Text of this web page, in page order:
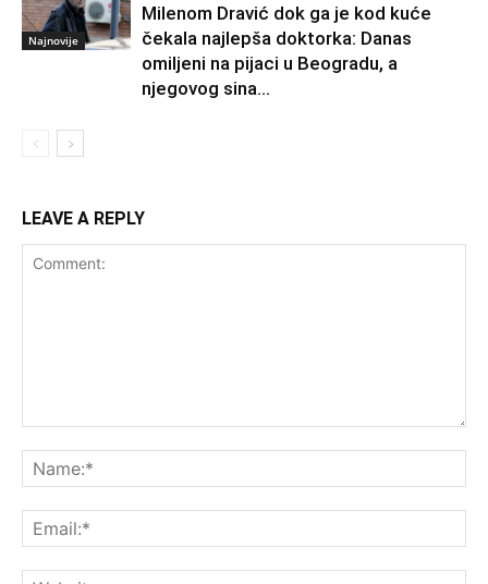
Najnovije
Milenom Dravić dok ga je kod kuće
čekala najlepša doktorka: Danas
omiljeni na pijaci u Beogradu, a
njegovog sina...
LEAVE A REPLY